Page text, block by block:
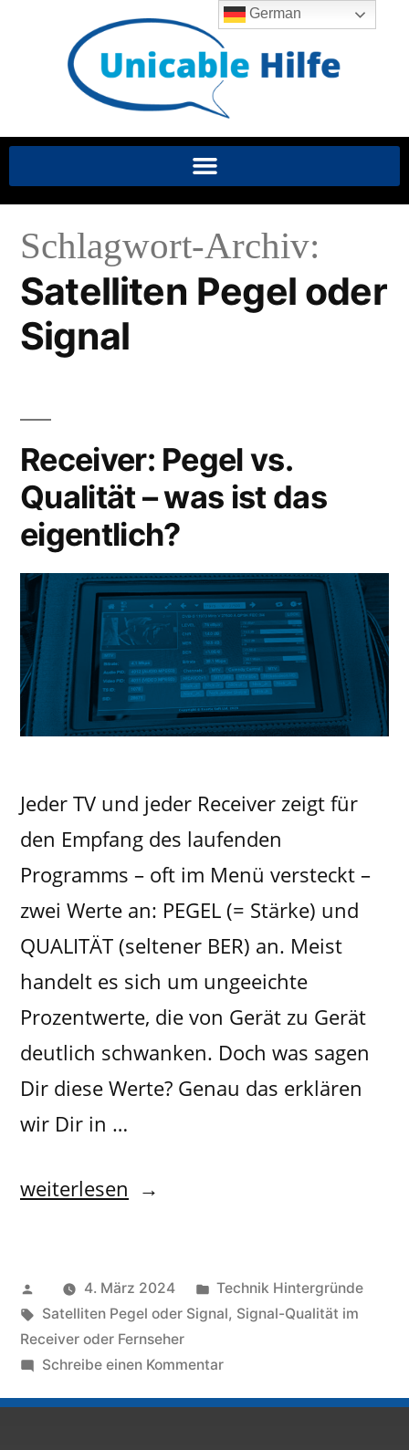
Schlagwort-Archiv:
Satelliten Pegel oder
Signal
Receiver: Pegel vs.
Qualität – was ist das
eigentlich?
Jeder TV und jeder Receiver zeigt für
den Empfang des laufenden
Programms – oft im Menü versteckt –
zwei Werte an: PEGEL (= Stärke) und
QUALITÄT (seltener BER) an. Meist
handelt es sich um ungeeichte
Prozentwerte, die von Gerät zu Gerät
deutlich schwanken. Doch was sagen
Dir diese Werte? Genau das erklären
wir Dir in …
weiterlesen
4. März 2024
Technik Hintergründe
Satelliten Pegel oder Signal, Signal-Qualität im
Receiver oder Fernseher
Schreibe einen Kommentar
German